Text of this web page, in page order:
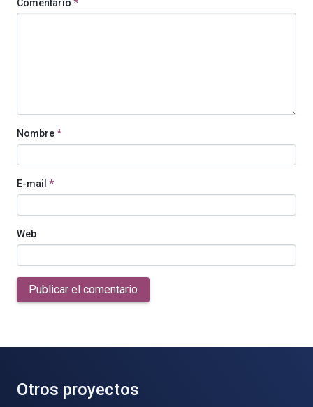
Comentario *
Nombre*
E-mail *
Web
Publicar el comentario
Otros proyectos